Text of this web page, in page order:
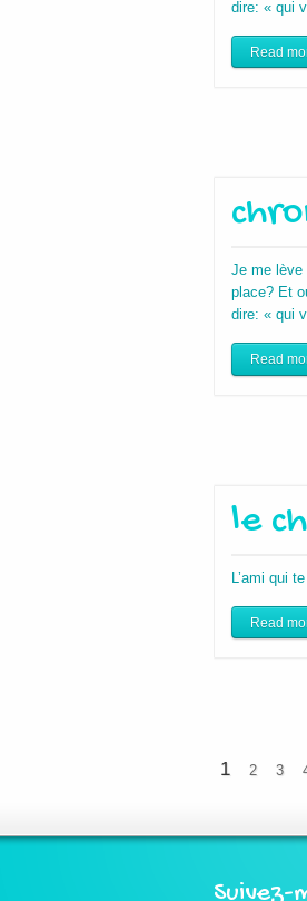
dire: « qui
Read
Je me lève
place? Et
dire: « qui
Read
le
L’ami qui
Read
1 2 3
Suivez-